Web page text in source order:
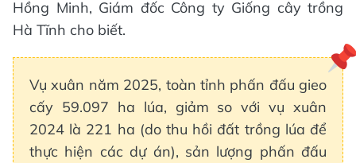
Hồng Minh, Giám đốc Công ty Giống cây trồng
Hà Tĩnh cho biết.
Vụ xuân năm 2025, toàn tỉnh phấn đấu gieo
cấy 59.097 ha lúa, giảm so với vụ xuân
2024 là 221 ha (do thu hồi đất trồng lúa để
thực hiện các dự án), sản lượng phấn đấu